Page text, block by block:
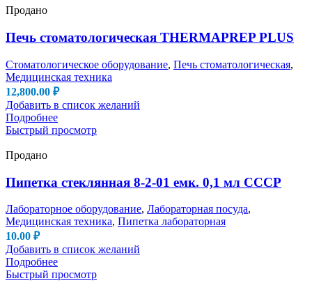
Продано
Печь стоматологическая THERMAPREP PLUS
Стоматологическое оборудование, Печь стоматологическая,
Медицинская техника
12,800.00 ₽
Добавить в список желаний
Подробнее
Быстрый просмотр
Продано
Пипетка стеклянная 8-2-01 емк. 0,1 мл СССР
Лабораторное оборудование, Лабораторная посуда,
Медицинская техника, Пипетка лабораторная
10.00 ₽
Добавить в список желаний
Подробнее
Быстрый просмотр